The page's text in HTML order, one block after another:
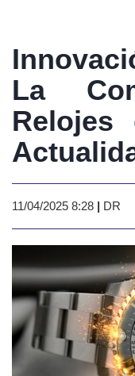
La
11/04/2025 8:28 | DR